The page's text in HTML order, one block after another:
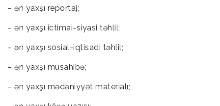
– ən yaxşı reportaj;
– ən yaxşı ictimai-siyasi təhlil;
– ən yaxşı sosial-iqtisadi təhlil;
– ən yaxşı müsahibə;
– ən yaxşı mədəniyyət materialı;